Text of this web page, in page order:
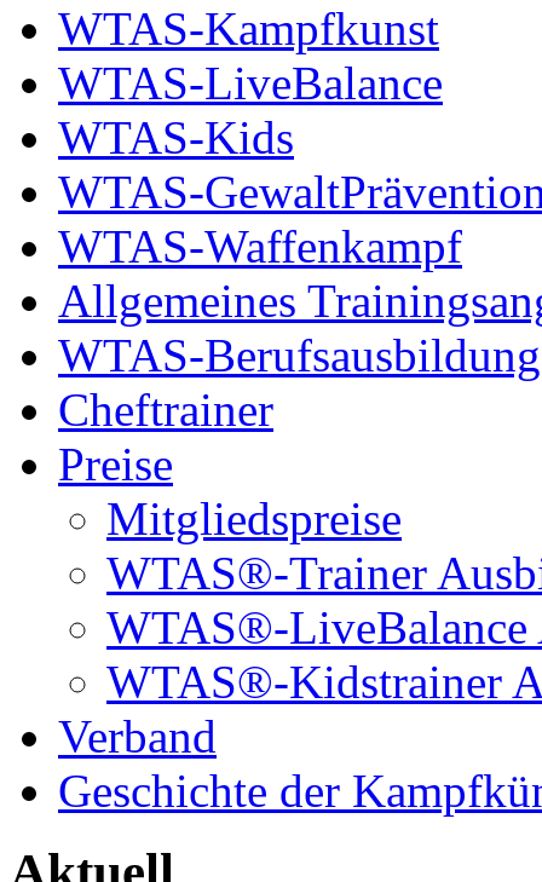
WTAS-Kampfkunst
WTAS-LiveBalance
WTAS-Kids
WTAS-
WTAS-Waffenkampf
Allgemeines
WTAS-
Cheftrainer
Preise
Mitgliedspreise
WTAS®-Trainer
WTAS®-LiveBalance
WTAS®-Kidstrainer
Verband
Geschichte der